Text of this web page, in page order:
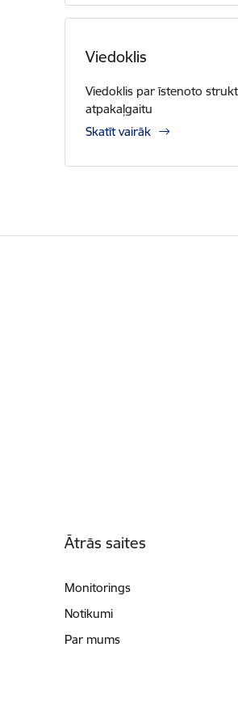
Viedoklis
Viedoklis par īstenoto
atpakaļgaitu
Skatīt vairāk
Ātrās saites
Monitorings
Notikumi
Par mums